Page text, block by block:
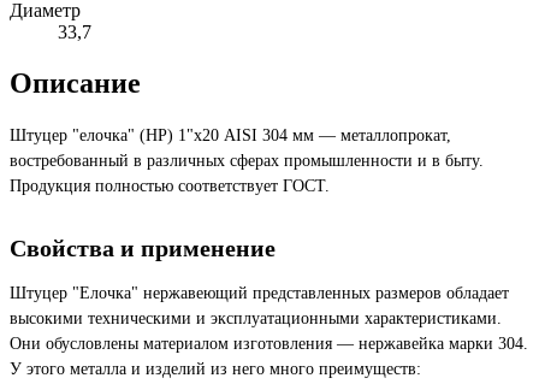
Диаметр
33,7
Описание
Штуцер "елочка" (НР) 1"х20 AISI 304 мм — металлопрокат,
востребованный в различных сферах промышленности и в быту.
Продукция полностью соответствует ГОСТ.
Свойства и применение
Штуцер "Елочка" нержавеющий представленных размеров обладает
высокими техническими и эксплуатационными характеристиками.
Они обусловлены материалом изготовления — нержавейка марки 304.
У этого металла и изделий из него много преимуществ: